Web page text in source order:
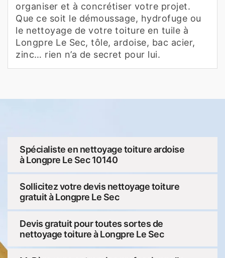
organiser et à concrétiser votre projet.
Que ce soit le démoussage, hydrofuge ou
le nettoyage de votre toiture en tuile à
Longpre Le Sec, tôle, ardoise, bac acier,
zinc… rien n’a de secret pour lui.
Spécialiste en nettoyage toiture ardoise
à Longpre Le Sec 10140
Sollicitez votre devis nettoyage toiture
gratuit à Longpre Le Sec
Devis gratuit pour toutes sortes de
nettoyage toiture à Longpre Le Sec